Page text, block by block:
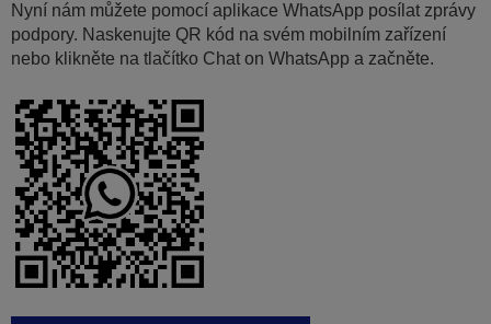
Nyní nám můžete pomocí aplikace WhatsApp posílat zprávy
podpory. Naskenujte QR kód na svém mobilním zařízení
nebo klikněte na tlačítko Chat on WhatsApp a začněte.